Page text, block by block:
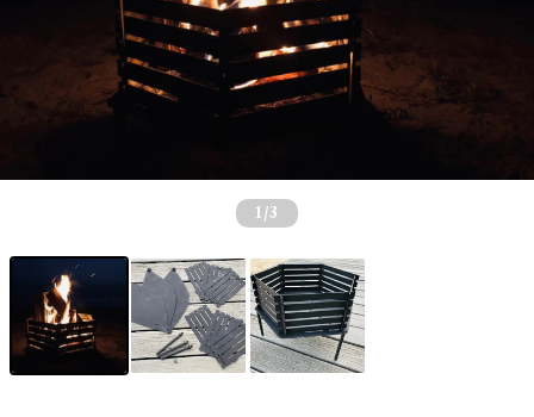
1 /3